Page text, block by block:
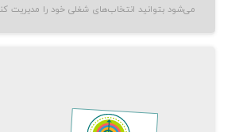
می‌شود بتوانید انتخاب‌های شغلی خود را مدیریت